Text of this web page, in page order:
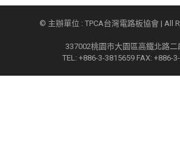
© 主辦單位 : TPCA台灣電路板協會 | All
337002桃園市大園區高鐵北路二
TEL: +886-3-3815659 FAX: +886-